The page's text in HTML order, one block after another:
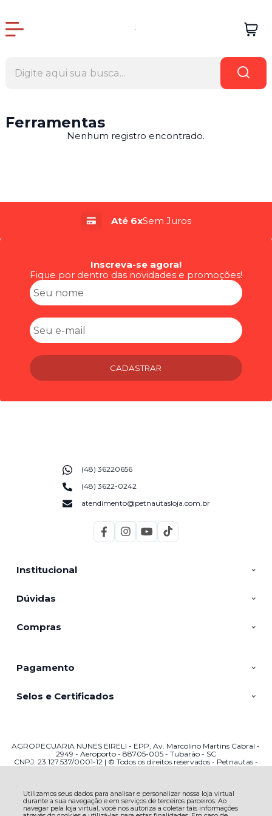
Utilizamos seus dados para analisar e personalizar nossa loja virtual
durante a sua navegação e em serviços de terceiros parceiros. Ao
navegar pela loja virtual, você nos autoriza a coletar tais informações
Ferramentas
Nenhum registro encontrado.
Até 6xSem Juros
Inscreva-se agora!
Fique por dentro das novidades e promoções!
CADASTRAR
Institucional
Dúvidas
Compras
(48) 36220656
(48) 3622-0242
atendimento@petnautasloja.com.br
Pagamento
Selos e Certificados
AGROPECUARIA NUNES EIRELI - EPP, Av. Marcolino Martins Cabral -
2949 - Aeroporto - 88705-005 - Tubarão - SC
CNPJ: 23.127.537/0001-12 | © Todos os direitos reservados - Petnautas -